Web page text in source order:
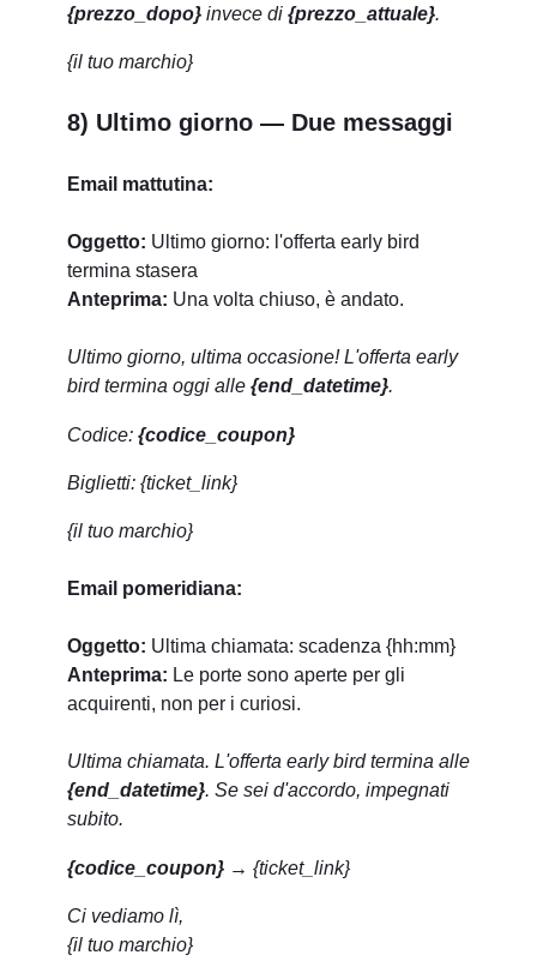
{prezzo_dopo} invece di {prezzo_attuale}.
{il tuo marchio}
8) Ultimo giorno — Due messaggi
Email mattutina:
Oggetto: Ultimo giorno: l'offerta early bird
termina stasera
Anteprima: Una volta chiuso, è andato.
Ultimo giorno, ultima occasione!L'offerta early
bird termina oggi alle {end_datetime}.
Codice: {codice_coupon}
Biglietti: {ticket_link}
{il tuo marchio}
Email pomeridiana:
Oggetto: Ultima chiamata: scadenza {hh:mm}
Anteprima: Le porte sono aperte per gli
acquirenti, non per i curiosi.
Ultima chiamata. L'offerta early bird termina alle
{end_datetime}. Se sei d'accordo, impegnati
subito.
{codice_coupon} → {ticket_link}
Ci vediamo lì,
{il tuo marchio}